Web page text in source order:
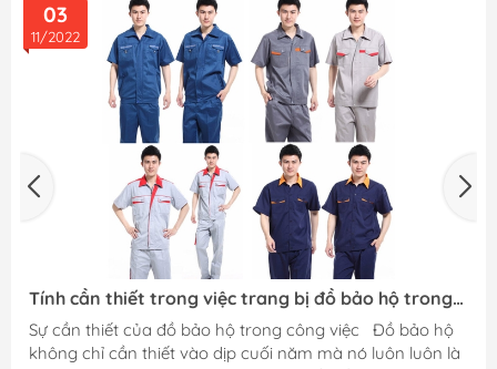
việc trang bị đồ bảo hộ trong
hộ trong công việc Đồ bảo hộ
dịp cuối năm mà nó luôn luôn là
02
11/2022
Văn Phòng Phẩm Uy
Văn phòng phẩm là
phẩm phục vụ cho